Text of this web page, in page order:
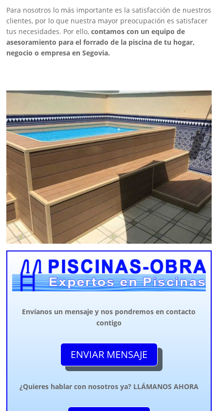
Para nosotros lo más importante es la satisfacción de nuestros
clientes, por lo que nuestra mayor preocupación es satisfacer
tus necesidades. Por ello,contamos con un equipo de
asesoramiento para el forrado de la piscina de tu hogar,
negocio o empresa en Segovia.
Envíanos un mensaje y nos pondremos en contacto
contigo
ENVIAR MENSAJE
¿Quieres hablar con nosotros ya? LLÁMANOS AHORA